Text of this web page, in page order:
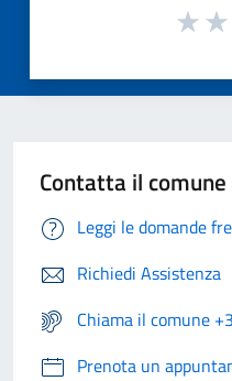
Contatta il comune
Leggi le domande
Richiedi Assistenza
Chiama il comune
Prenota un